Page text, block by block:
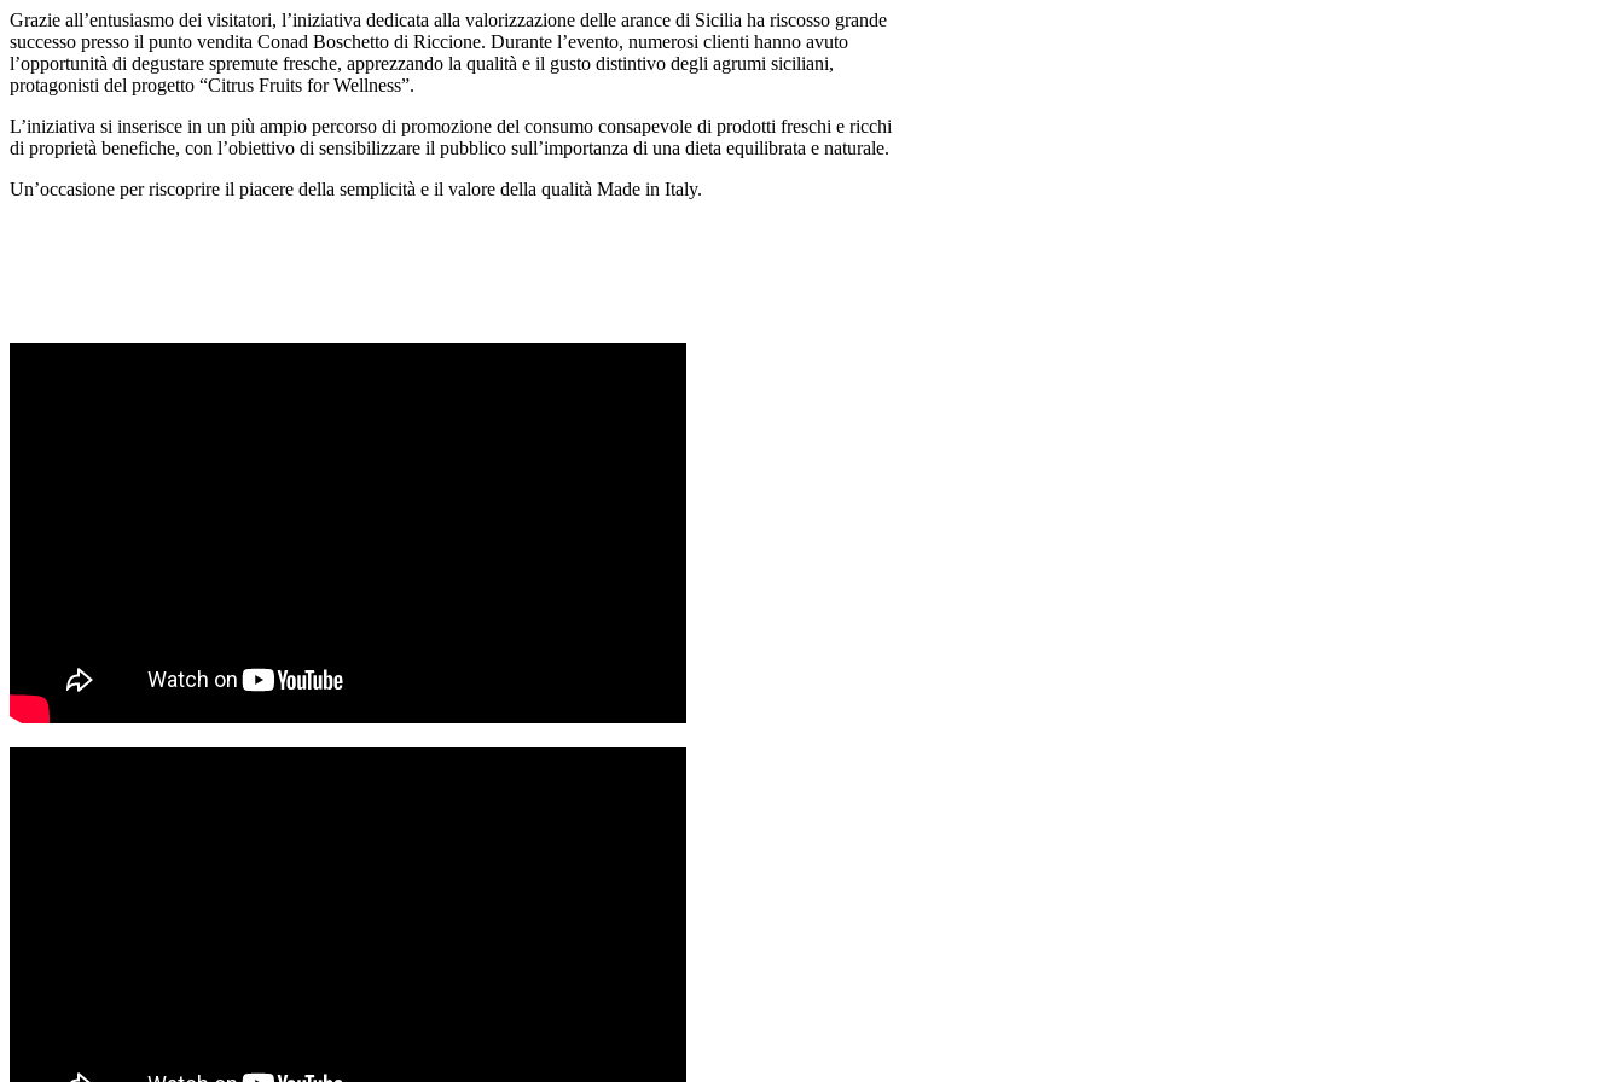
Grazie all’entusiasmo dei visitatori, l’iniziativa dedicata alla valorizzazione delle arance di Sicilia ha riscosso grande
successo presso il punto vendita Conad Boschetto di Riccione. Durante l’evento, numerosi clienti hanno avuto
l’opportunità di degustare spremute fresche, apprezzando la qualità e il gusto distintivo degli agrumi siciliani,
protagonisti del progetto “Citrus Fruits for Wellness”.
L’iniziativa si inserisce in un più ampio percorso di promozione del consumo consapevole di prodotti freschi e ricchi
di proprietà benefiche, con l’obiettivo di sensibilizzare il pubblico sull’importanza di una dieta equilibrata e naturale.
Un’occasione per riscoprire il piacere della semplicità e il valore della qualità Made in Italy.